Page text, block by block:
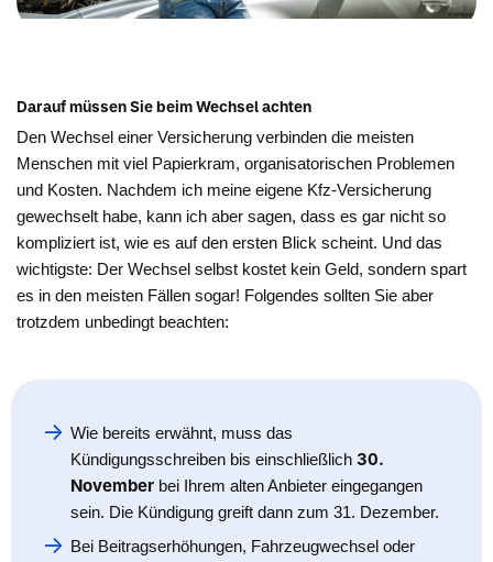
Darauf müssen Sie beim Wechsel achten
Den Wechsel einer Versicherung verbinden die meisten
Menschen mit viel Papierkram, organisatorischen Problemen
und Kosten. Nachdem ich meine eigene Kfz-Versicherung
gewechselt habe, kann ich aber sagen, dass es gar nicht so
kompliziert ist, wie es auf den ersten Blick scheint. Und das
wichtigste: Der Wechsel selbst kostet kein Geld, sondern spart
es in den meisten Fällen sogar! Folgendes sollten Sie aber
trotzdem unbedingt beachten:
Wie bereits erwähnt, muss das
Kündigungsschreiben bis einschließlich 30.
November bei Ihrem alten Anbieter eingegangen
sein. Die Kündigung greift dann zum 31. Dezember.
Bei Beitragserhöhungen, Fahrzeugwechsel oder